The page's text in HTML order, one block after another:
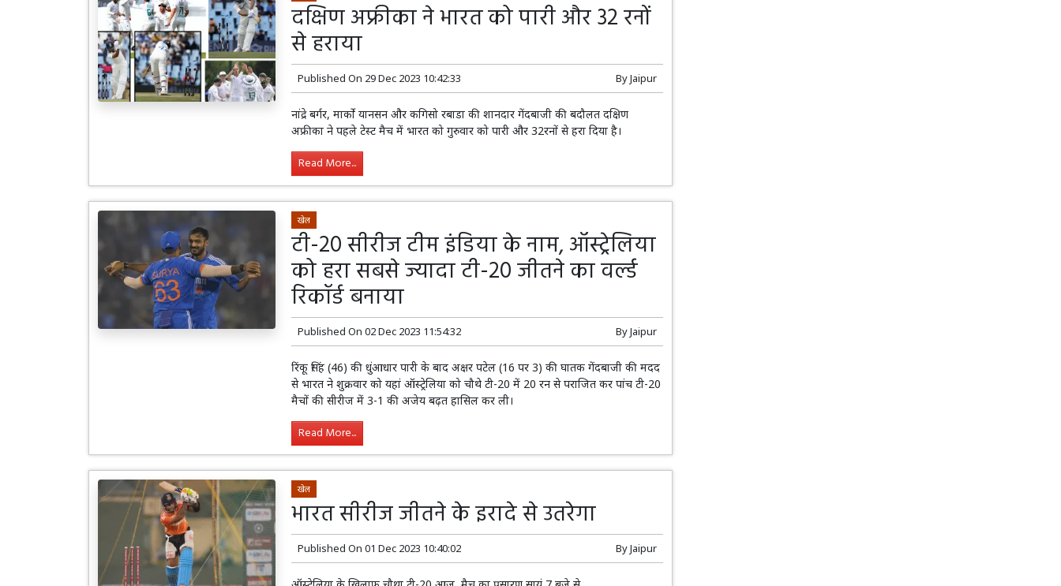
दक्षिण अफ्रीका ने भारत को पारी और 32 रनों
से हराया
Published On 29 Dec 2023 10:42:33 ByJaipur
नांद्रे बर्गर, मार्को यानसन और कगिसो रबाडा की शानदार गेंदबाजी की बदौलत दक्षिण
अफ्रीका ने पहले टेस्ट मैच में भारत को गुरुवार को पारी और 32रनों से हरा दिया है।
Read More...
खेल
टी-20 सीरीज टीम इंडिया के नाम, ऑस्ट्रेलिया
को हरा सबसे ज्यादा टी-20 जीतने का वर्ल्ड
रिकॉर्ड बनाया
Published On 02 Dec 2023 11:54:32 ByJaipur
रिंकू सिंह (46) की धुंआधार पारी के बाद अक्षर पटेल (16 पर 3) की घातक गेंदबाजी की मदद
से भारत ने शुक्रवार को यहां ऑस्ट्रेलिया को चौथे टी-20 में 20 रन से पराजित कर पांच टी-20
मैचों की सीरीज में 3-1 की अजेय बढ़त हासिल कर ली।
Read More...
खेल
भारत सीरीज जीतने के इरादे से उतरेगा
Published On 01 Dec 2023 10:40:02 ByJaipur